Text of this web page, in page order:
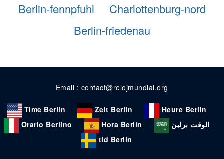
Berlin-fennpfuhl
Charlottenburg-nord
Berlin-friedenau
Email : contact@relojmundial.org
Time Berlin Zeit Berlin
Heure Berlin
Orario Berlino
Hora Berlín
الوقت برلين
tid Berlin